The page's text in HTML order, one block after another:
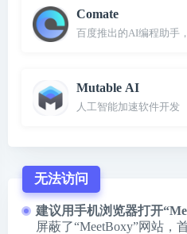
Comate
百度推出的AI编程助手
Mutable AI
人工智能加速软件开发
无法访问
建议用手机浏览器打开
屏蔽了“MeetBoxy”网站，